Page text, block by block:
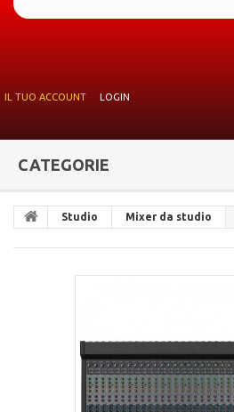
IL TUO ACCOUNT
LOGIN
CATEGORIE
Studio Mixer da studio